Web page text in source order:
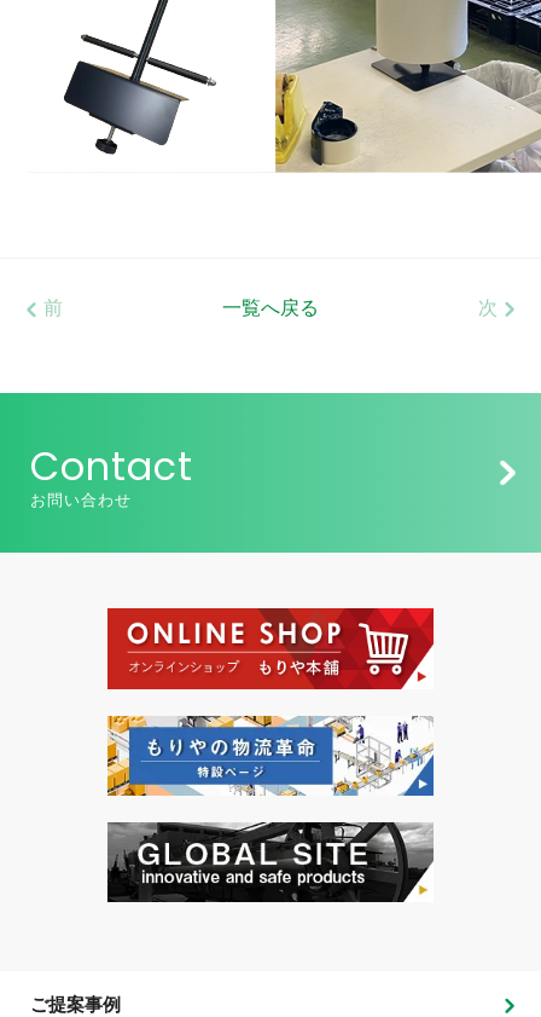
前 一覧へ戻る 次
Contact
お問い合わせ
ご提案事例